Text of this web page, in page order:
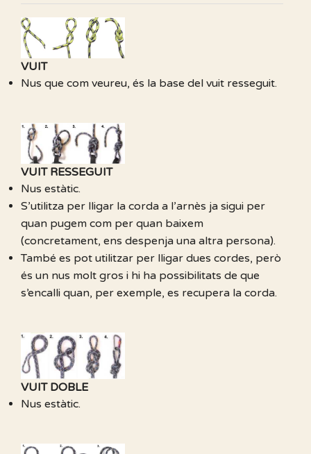
VUIT
Nus que com veureu, és la base del vuit resseguit.
VUIT RESSEGUIT
Nus estàtic.
S’utilitza per lligar la corda a l’arnès ja sigui per
quan pugem com per quan baixem
(concretament, ens despenja una altra persona).
També es pot utilitzar per lligar dues cordes, però
és un nus molt gros i hi ha possibilitats de que
s’encalli quan, per exemple, es recupera la corda.
VUIT DOBLE
Nus estàtic.